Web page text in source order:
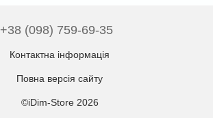
+38 (098) 759-69-35
Контактна інформація
Повна версія сайту
©iDim-Store 2026